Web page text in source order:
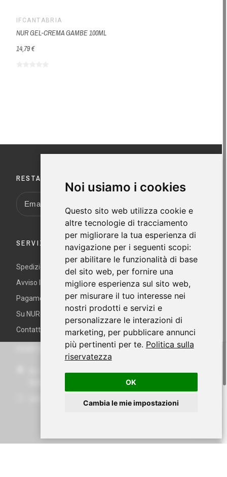
Noi usiamo i cookies
Questo sito web utilizza cookie e
altre tecnologie di tracciamento
per migliorare la tua esperienza di
navigazione per i seguenti scopi:
per abilitare le funzionalità di base
del sito web, per fornire una
migliore esperienza sul sito web,
per misurare il tuo interesse nei
nostri prodotti e servizi e
personalizzare le interazioni di
marketing, per pubblicare annunci
più pertinenti per te. Politica sulla
riservatezza
OK
Cambia le mie impostazioni
IFCANTABRIA
NUR GEL-CREMA GAMBE 100ML
14,79 €
RESTA AGGIORNATO
SERVIZIO AL CLIENTI
Spedizioni e Resi
Avviso legale e termini e condizioni
Pagamento sicuro
Su NUR
Contattaci
Av. Miramar, 3, 07871 Es Pujols, Formentera, Illes
info@nurformentera.com